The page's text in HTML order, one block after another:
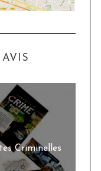
Criminelles